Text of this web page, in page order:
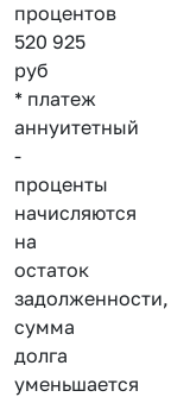
процентов
520 925
руб
* платеж
аннуитетный
-
проценты
начисляются
на
остаток
задолженности,
сумма
долга
уменьшается